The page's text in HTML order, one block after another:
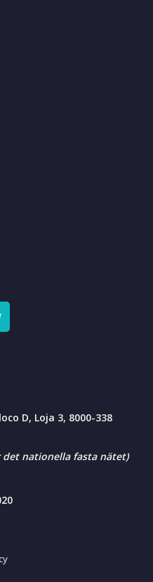
D, Loja 3, 8000-338
nationella fasta nätet)